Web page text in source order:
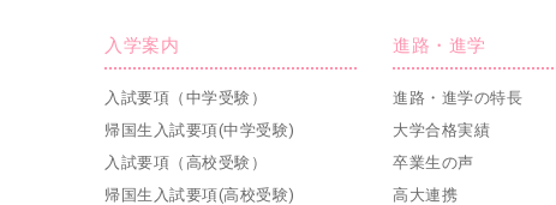
入学案内
入試要項（中学受験）
帰国生入試要項(中学受験)
入試要項（高校受験）
帰国生入試要項(高校受験)
進路・進学
進路・進学の特長
大学合格実績
卒業生の声
高大連携